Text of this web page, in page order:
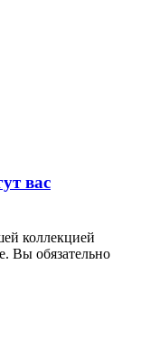
вас
коллекцией
Вы обязательно